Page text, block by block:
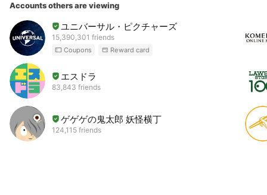
Accounts others are viewing
ユニバーサル・ピクチャーズ
15,390,301 friends
Coupons Reward card
エスドラ
83,843 friends
ゲゲゲの鬼太郎 妖怪横丁
124,115 friends